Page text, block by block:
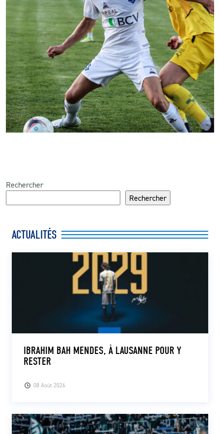
Rechercher
Rechercher
ACTUALITÉS
08 Août 2026
IBRAHIM BAH MENDES, À LAUSANNE POUR Y
RESTER